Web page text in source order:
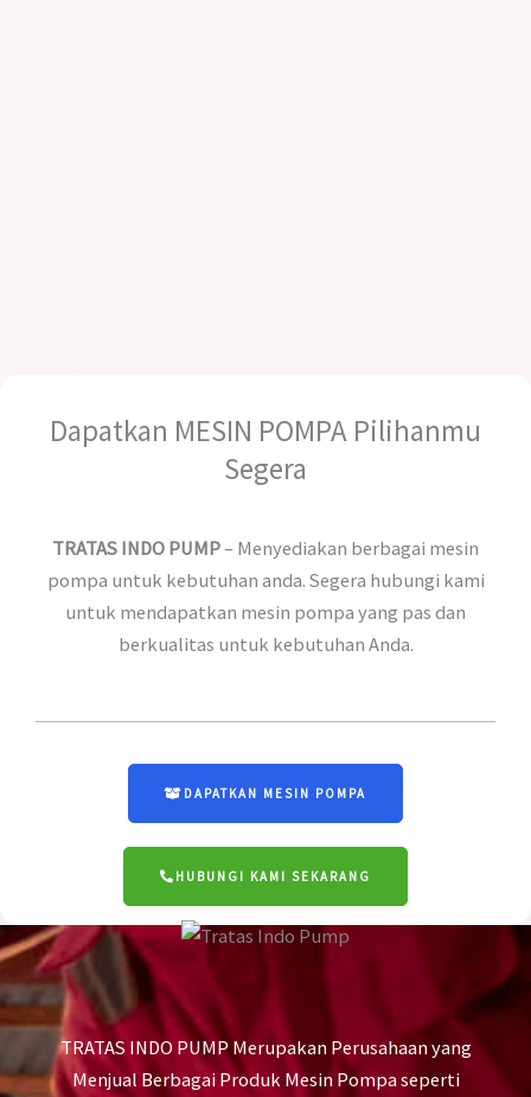
Dapatkan MESIN POMPA Pilihanmu
Segera
TRATAS INDO PUMP– Menyediakan berbagai mesin
pompa untuk kebutuhan anda. Segera hubungi kami
untuk mendapatkan mesin pompa yang pas dan
berkualitas untuk kebutuhan Anda.
DAPATKAN MESIN POMPA
HUBUNGI KAMI SEKARANG
TRATAS INDO PUMP Merupakan Perusahaan yang
Menjual Berbagai Produk Mesin Pompa seperti